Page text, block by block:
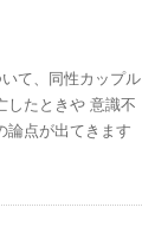
て、同性カップル
したときや 意識不
論点が出てきます